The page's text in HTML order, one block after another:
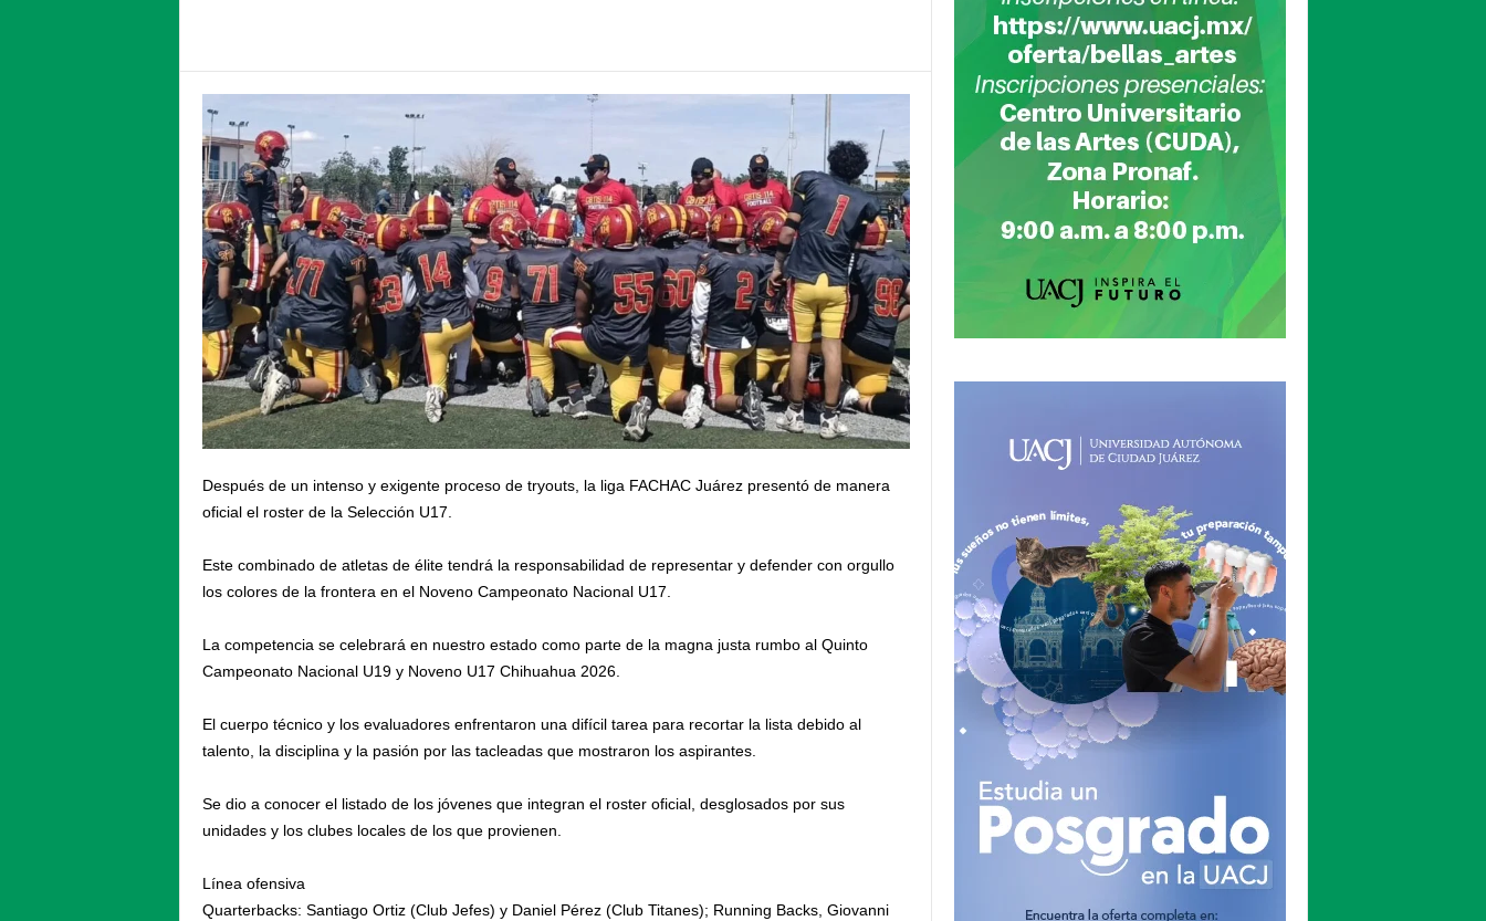
Después de un intenso y exigente proceso de tryouts, la liga FACHAC Juárez presentó de manera
oficial el roster de la Selección U17.
Este combinado de atletas de élite tendrá la responsabilidad de representar y defender con orgullo
los colores de la frontera en el Noveno Campeonato Nacional U17.
La competencia se celebrará en nuestro estado como parte de la magna justa rumbo al Quinto
Campeonato Nacional U19 y Noveno U17 Chihuahua 2026.
El cuerpo técnico y los evaluadores enfrentaron una difícil tarea para recortar la lista debido al
talento, la disciplina y la pasión por las tacleadas que mostraron los aspirantes.
Se dio a conocer el listado de los jóvenes que integran el roster oficial, desglosados por sus
unidades y los clubes locales de los que provienen.
Línea ofensiva
Quarterbacks: Santiago Ortiz (Club Jefes) y Daniel Pérez (Club Titanes); Running Backs, Giovanni